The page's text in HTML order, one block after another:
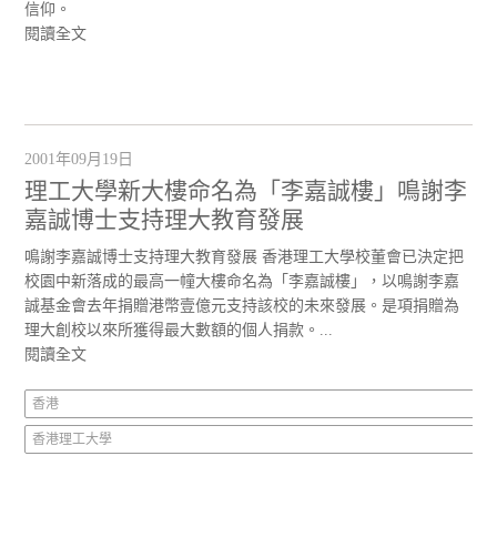
信仰。
閱讀全文
2001年09月19日
理工大學新大樓命名為「李嘉誠樓」鳴謝李
嘉誠博士支持理大教育發展
鳴謝李嘉誠博士支持理大教育發展 香港理工大學校董會已決定把
校園中新落成的最高一幢大樓命名為「李嘉誠樓」，以鳴謝李嘉
誠基金會去年捐贈港幣壹億元支持該校的未來發展。是項捐贈為
理大創校以來所獲得最大數額的個人捐款。...
閱讀全文
香港
香港理工大學